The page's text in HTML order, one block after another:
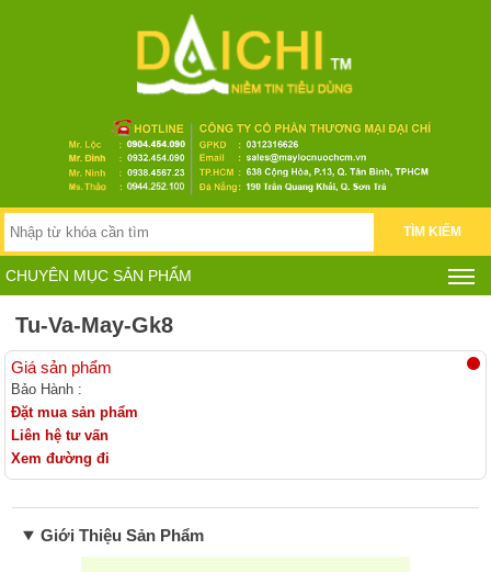
TÌM KIẾM
CHUYÊN MỤC SẢN PHẨM
Tu-Va-May-Gk8
Giá sản phẩm
Bảo Hành :
Đặt mua sản phẩm
Liên hệ tư vấn
Xem đường đi
Giới Thiệu Sản Phẩm